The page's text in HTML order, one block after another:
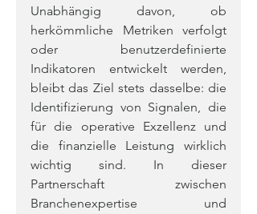
Unabhängig davon, ob
herkömmliche Metriken verfolgt
oder benutzerdefinierte
Indikatoren entwickelt werden,
bleibt das Ziel stets dasselbe: die
Identifizierung von Signalen, die
für die operative Exzellenz und
die finanzielle Leistung wirklich
wichtig sind. In dieser
Partnerschaft zwischen
Branchenexpertise und